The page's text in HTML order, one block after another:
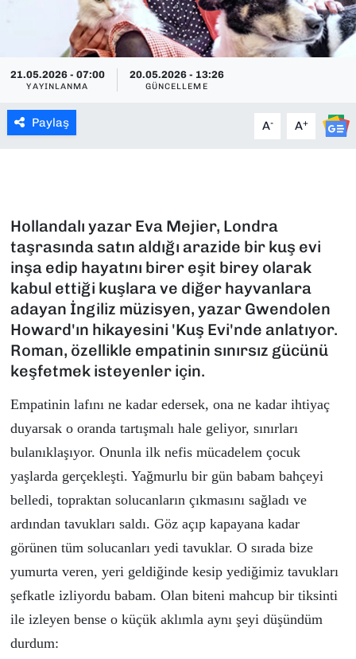
21.05.2026 - 07:00
YAYINLANMA
20.05.2026 - 13:26
GÜNCELLEME
Paylaş A- A+
Hollandalı yazar Eva Mejier, Londra
taşrasında satın aldığı arazide bir kuş evi
inşa edip hayatını birer eşit birey olarak
kabul ettiği kuşlara ve diğer hayvanlara
adayan İngiliz müzisyen, yazar Gwendolen
Howard'ın hikayesini 'Kuş Evi'nde anlatıyor.
Roman, özellikle empatinin sınırsız gücünü
keşfetmek isteyenler için.
Empatinin lafını ne kadar edersek, ona ne kadar ihtiyaç
duyarsak o oranda tartışmalı hale geliyor, sınırları
bulanıklaşıyor. Onunla ilk nefis mücadelem çocuk
yaşlarda gerçekleşti. Yağmurlu bir gün babam bahçeyi
belledi, topraktan solucanların çıkmasını sağladı ve
ardından tavukları saldı. Göz açıp kapayana kadar
görünen tüm solucanları yedi tavuklar. O sırada bize
yumurta veren, yeri geldiğinde kesip yediğimiz tavukları
şefkatle izliyordu babam. Olan biteni mahcup bir tiksinti
ile izleyen bense o küçük aklımla aynı şeyi düşündüm
durdum:
SAĞLIK
SPOR
TEKNOLOJİ